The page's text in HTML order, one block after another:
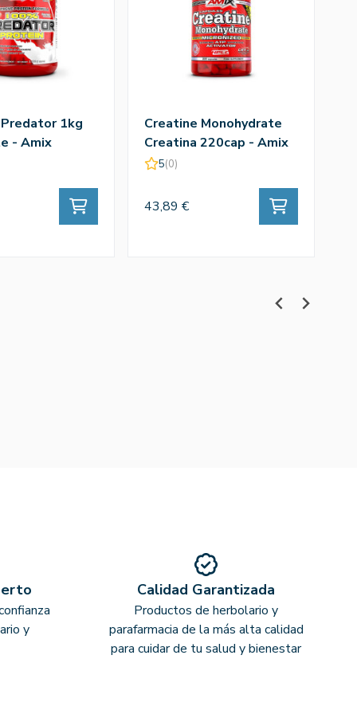
1kg
- Amix
Creatine Monohydrate
Creatina 220cap - Amix
5(0)
43,89 €
y
Calidad Garantizada
Productos de herbolario y
parafarmacia de la más alta calidad
para cuidar de tu salud y bienestar